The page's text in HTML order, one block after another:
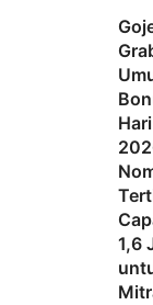
1,6